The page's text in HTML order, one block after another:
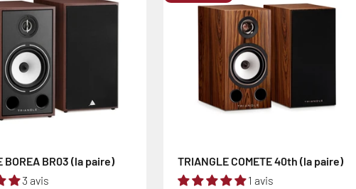
BOREA BR03 (la paire)
3 avis
TRIANGLE COMETE 40th (la paire)
1 avis